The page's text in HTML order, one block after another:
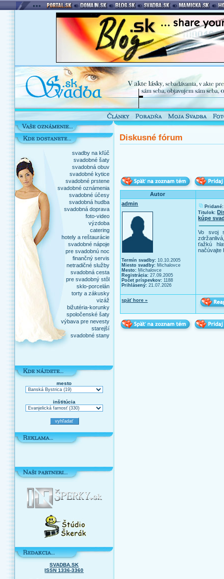
svadby na kľúč
svadobné šaty
svadobná obuv
svadobné kytice
svadobné prstene
svadobné oznámenia
svadobné účesy
svadobná hudba
svadobná doprava
foto-video
výzdoba
catering
hotely a reštaurácie
svadobné nápoje
pre svadobnú noc
finančný servis
netradičné služby
svadobná cesta
pre svadobný stôl
sklo-porcelán
torty a zákusky
vizáž
bižutéria-korunky
spoločenské šaty
výbava pre nevesty
starejší
svadobné stany
mesto
inštitúcia
SVADBA.SK
ISSN 1336-3360
Diskusné fórum
Autor
admin
Termín svadby: 10.10.2005
Miesto svadby: Michalovce
Mesto: Michalovce
Registrácia: 27.09.2005
Počet príspevkov: 1188
Prihlásený: 21.07.2026
Pridané:
Titulok:
kúpe
Vo svoj
ťažkú
načúvajte
späť hore »